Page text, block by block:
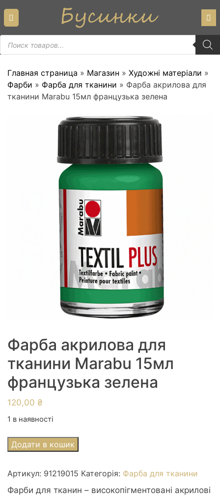
content
Пошук
товарів
Главная страница » Магазин » Художні матеріали »
Фарби » Фарба для тканини » Фарба акрилова для
тканини Marabu 15мл французька зелена
Фарба акрилова для
тканини Marabu 15мл
французька зелена
120,00 ₴
1 в наявності
Фарба
акрилова
тканини
Marabu
Додати в кошик
Артикул: 91219015 Категорія: Фарба для тканини
Фарби для тканин – високопігментовані акрилові